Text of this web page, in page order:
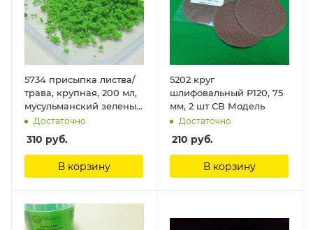
5734 присыпка листва/
трава, крупная, 200 мл,
мусульманский зеленый
СВ Модель
Достаточно
310 руб.
В корзину
5202 круг
шлифовальный Р120, 75
мм, 2 шт СВ Модель
Достаточно
210 руб.
В корзину